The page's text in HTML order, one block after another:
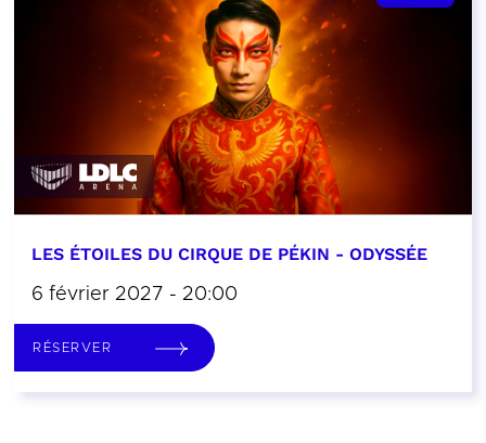
LES ÉTOILES DU CIRQUE DE PÉKIN - ODYSSÉE
6 février 2027 - 20:00
RÉSERVER